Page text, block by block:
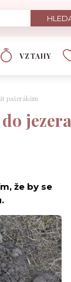
VZTAHY
pašerákům
že by se